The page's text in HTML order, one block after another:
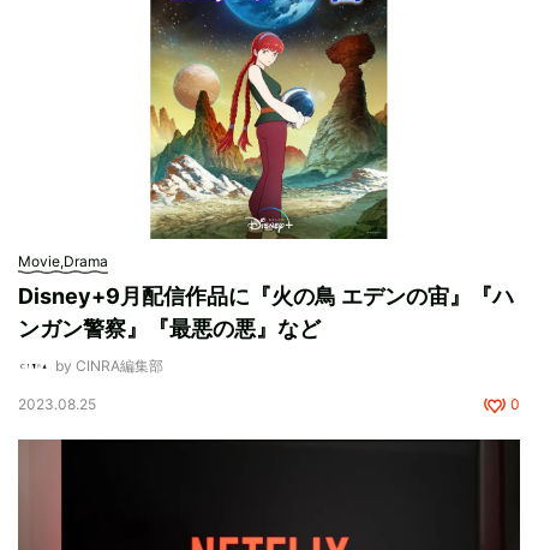
Movie,Drama
Disney+9月配信作品に『火の鳥 エデンの宙』『ハ
ンガン警察』『最悪の悪』など
by CINRA編集部
2023.08.25 0